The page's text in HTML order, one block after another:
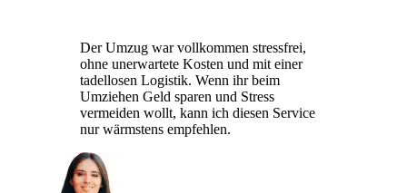
Der Umzug war vollkommen stressfrei,
ohne unerwartete Kosten und mit einer
tadellosen Logistik. Wenn ihr beim
Umziehen Geld sparen und Stress
vermeiden wollt, kann ich diesen Service
nur wärmstens empfehlen.